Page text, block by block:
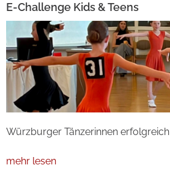
E-Challenge Kids & Teens
Würzburger Tänzerinnen erfolgreich
mehr lesen